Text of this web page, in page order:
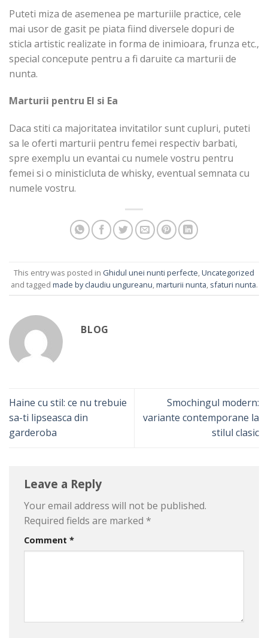
Puteti miza de asemenea pe marturiile practice, cele
mai usor de gasit pe piata fiind diversele dopuri de
sticla artistic realizate in forma de inimioara, frunza etc.,
special concepute pentru a fi daruite ca marturii de
nunta.
Marturii pentru El si Ea
Daca stiti ca majoritatea invitatilor sunt cupluri, puteti
sa le oferti marturii pentru femei respectiv barbati,
spre exemplu un evantai cu numele vostru pentru
femei si o ministicluta de whisky, eventual semnata cu
numele vostru.
This entry was posted in Ghidul unei nunti perfecte Uncategorized
and tagged made by claudiu ungureanu marturii nunta sfaturi nunta.
BLOG
Haine cu stil: ce nu trebuie
sa-ti lipseasca din
garderoba
Smochingul modern:
variante contemporane la
stilul clasic
Leave a Reply
Your email address will not be published.
Required fields are marked *
Comment *